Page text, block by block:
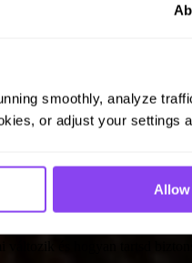
smoothly, analyze
or adjust your settings
Allow
és hogyan tartsd